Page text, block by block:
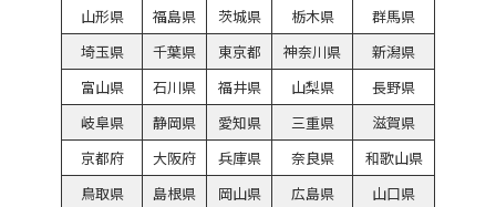
山形県
福島県 茨城県 栃木県
群馬県
埼玉県
千葉県 東京都 神奈川県
新潟県
富山県
石川県 福井県 山梨県
長野県
岐阜県
静岡県 愛知県 三重県
滋賀県
京都府
大阪府 兵庫県 奈良県
和歌山県
鳥取県
島根県 岡山県 広島県
山口県